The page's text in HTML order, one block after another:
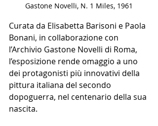
Gastone Novelli, N. 1 Miles, 1961
Curata da Elisabetta Barisoni e Paola
Bonani, in collaborazione con
l’Archivio Gastone Novelli di Roma,
l’esposizione rende omaggio a uno
dei protagonisti più innovativi della
pittura italiana del secondo
dopoguerra, nel centenario della sua
nascita.